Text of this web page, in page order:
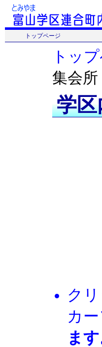
トップページ
会長
連合
学区
名所
学区
トッ
集会所
学区
ク
カ
ま